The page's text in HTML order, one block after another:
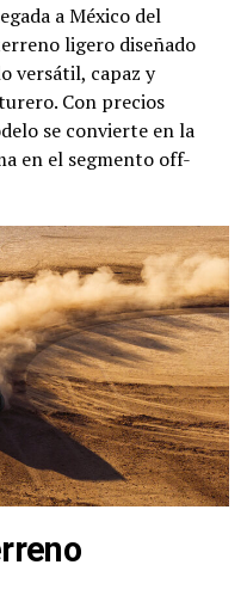
a México del
ligero diseñado
versátil, capaz y
Con precios
se convierte en la
en el segmento off-